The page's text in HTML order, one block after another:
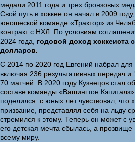
медали 2011 года и трех бронзовых
Свой путь в хоккее он начал в 2009
юношеской команде «Трактор» из
контракт с НХЛ. По условиям
2024 года, годовой доход хоккеиста
долларов.
С 2014 по 2020 год Евгений набрал для
включая 236 результативных передач
70 матчей. В 2020 году Кузнецов стал
составе команды «Вашингтон
поделился: с юных лет чувствовал, что
призвание, представлял себя на льду
стремился к этому. Теперь он может с
его детская мечта сбылась, а прозвище
всему миру.